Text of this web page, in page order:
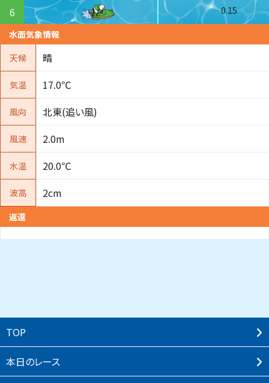
6
0.15
水面気象情報
天候
晴
気温 17.0℃
風向 北東(追い風)
風速 2.0m
水温 20.0℃
波高 2cm
返還
TOP
本⽇のレース